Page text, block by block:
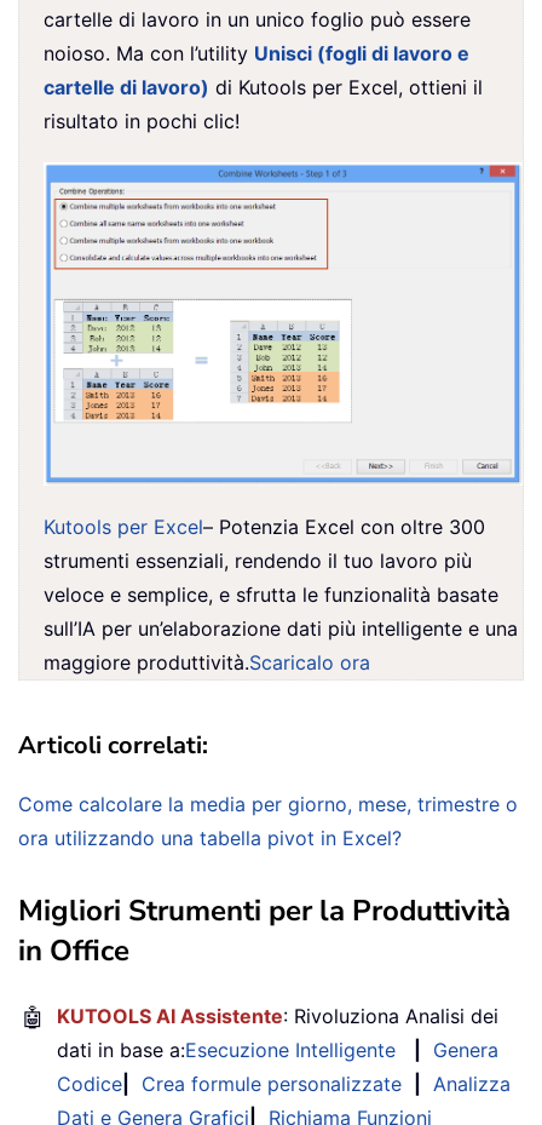
cartelle di lavoro in un unico foglio può essere
noioso. Ma con l’utility Unisci (fogli di lavoro e
cartelle di lavoro) di Kutools per Excel, ottieni il
risultato in pochi clic!
Kutools per Excel– Potenzia Excel con oltre 300
strumenti essenziali, rendendo il tuo lavoro più
veloce e semplice, e sfrutta le funzionalità basate
sull’IA per un’elaborazione dati più intelligente e una
maggiore produttività.Scaricalo ora
Articoli correlati:
Come calcolare la media per giorno, mese, trimestre o
ora utilizzando una tabella pivot in Excel?
Migliori Strumenti per la Produttività
in Office
🤖 KUTOOLS AI Assistente: Rivoluziona Analisi dei
dati in base a:Esecuzione Intelligente
Genera
Codice
Crea formule personalizzate
Analizza
Dati e Genera Grafici
Richiama Funzioni